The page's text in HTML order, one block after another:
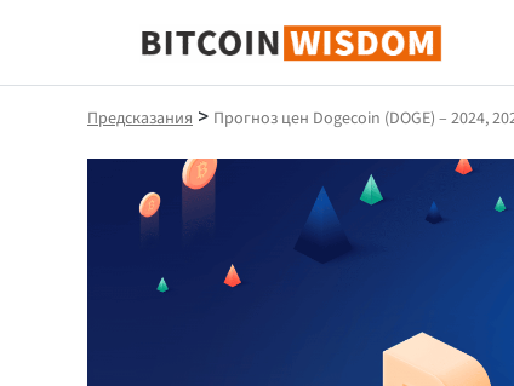
Биткойн Мудрость
Предсказания > Прогноз цен Dogecoin (DOGE) – 2024,